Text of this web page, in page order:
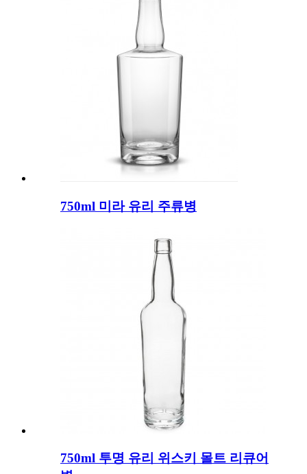
750ml 미라 유리 주류병
750ml 투명 유리 위스키 몰트 리큐어